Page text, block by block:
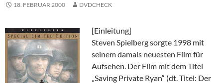
18. FEBRUAR 2000 DVDCHECK
[Einleitung]
Steven Spielberg sorgte 1998 mit
seinem damals neuesten Film für
Aufsehen. Der Film mit dem Titel
„Saving Private Ryan“ (dt. Titel: Der